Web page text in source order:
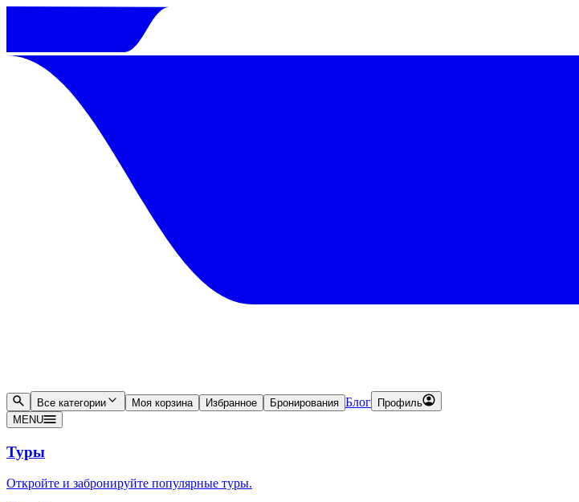
Все категории Моя корзина Избранное Бронирования Блог
Профиль
MENU
Туры
Откройте и забронируйте популярные туры.